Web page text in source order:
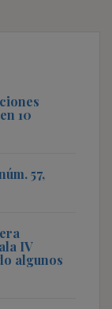
10
57,
IV
algunos